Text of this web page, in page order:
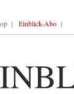
Einblick-Abo